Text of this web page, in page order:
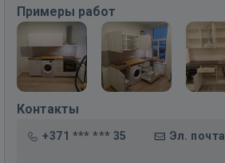
Примеры работ
Контакты
+371 *** *** 35 Эл. почта